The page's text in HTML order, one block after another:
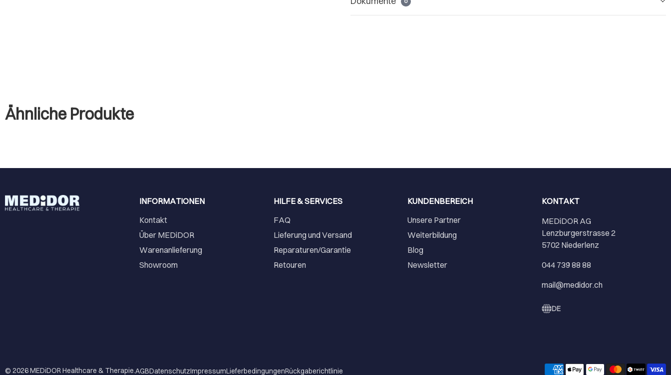
Ähnliche Produkte
INFORMATIONEN
Kontakt
Über MEDiDOR
Warenanlieferung
Showroom
HILFE & SERVICES
FAQ
Lieferung und Versand
Reparaturen/Garantie
Retouren
KUNDENBEREICH
Unsere Partner
Weiterbildung
Blog
Newsletter
KONTAKT
MEDiDOR AG
Lenzburgerstrasse 2
5702 Niederlenz
044 739 88 88
mail@medidor.ch
DE
© 2026MEDiDOR Healthcare & Therapie.AGBDatenschutzImpressumLieferbedingungenRückgaberichtlinie